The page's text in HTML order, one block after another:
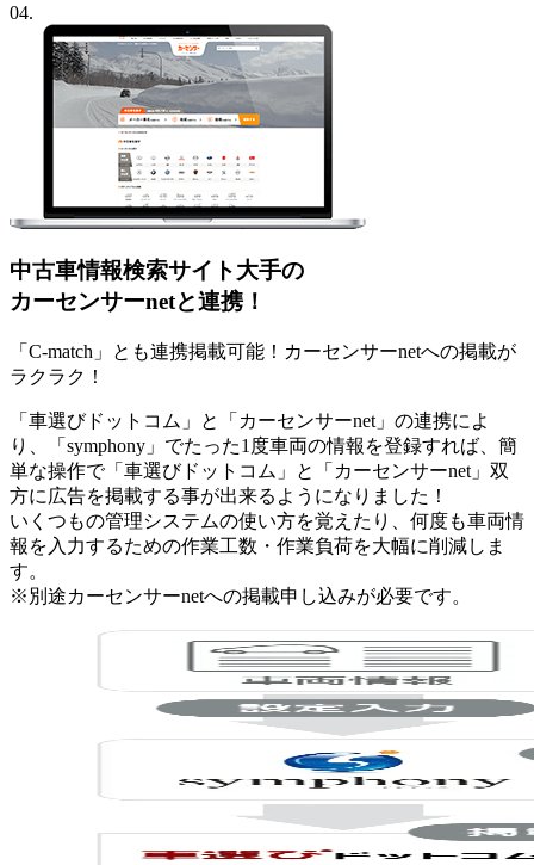
04.
中古車情報検索サイト大手の
カーセンサーnetと連携！
「C-match」とも連携掲載可能！カーセンサーnetへの掲載が
ラクラク！
「車選びドットコム」と「カーセンサーnet」の連携によ
り、「symphony」でたった1度車両の情報を登録すれば、簡
単な操作で「車選びドットコム」と「カーセンサーnet」双
方に広告を掲載する事が出来るようになりました！
いくつもの管理システムの使い方を覚えたり、何度も車両情
報を入力するための作業工数・作業負荷を大幅に削減しま
す。
※別途カーセンサーnetへの掲載申し込みが必要です。